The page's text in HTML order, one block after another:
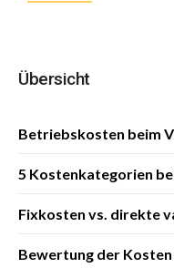
Übersicht
Betriebskosten beim
5 Kostenkategorien
Fixkosten vs. direkte
Bewertung der